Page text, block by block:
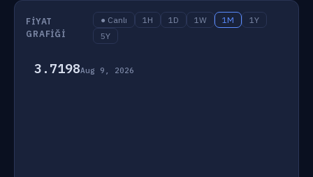
FIYAT
GRAFIĞI
● Canlı 1H 1D 1W 1M
1Y
5Y
3.7198Aug 9, 2026